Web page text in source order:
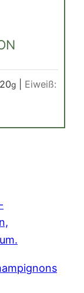
20g
Eiweiß: